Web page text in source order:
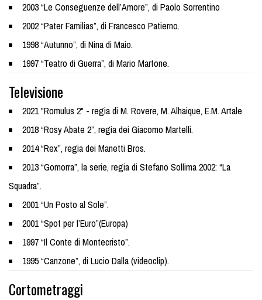
2003 “Le Conseguenze dell’Amore”, di Paolo Sorrentino
2002 “Pater Familias”, di Francesco Patierno.
1998 “Autunno”, di Nina di Maio.
1997 “Teatro di Guerra”, di Mario Martone.
Televisione
2021 "Romulus 2" - regia di M. Rovere, M. Alhaique, E.M. Artale
2018 “Rosy Abate 2”, regia dei Giacomo Martelli.
2014 “Rex”, regia dei Manetti Bros.
2013 “Gomorra”, la serie, regia di Stefano Sollima 2002: “La
Squadra”.
2001 “Un Posto al Sole”.
2001 “Spot per l’Euro”(Europa)
1997 “Il Conte di Montecristo”.
1995 “Canzone”, di Lucio Dalla (videoclip).
Cortometraggi